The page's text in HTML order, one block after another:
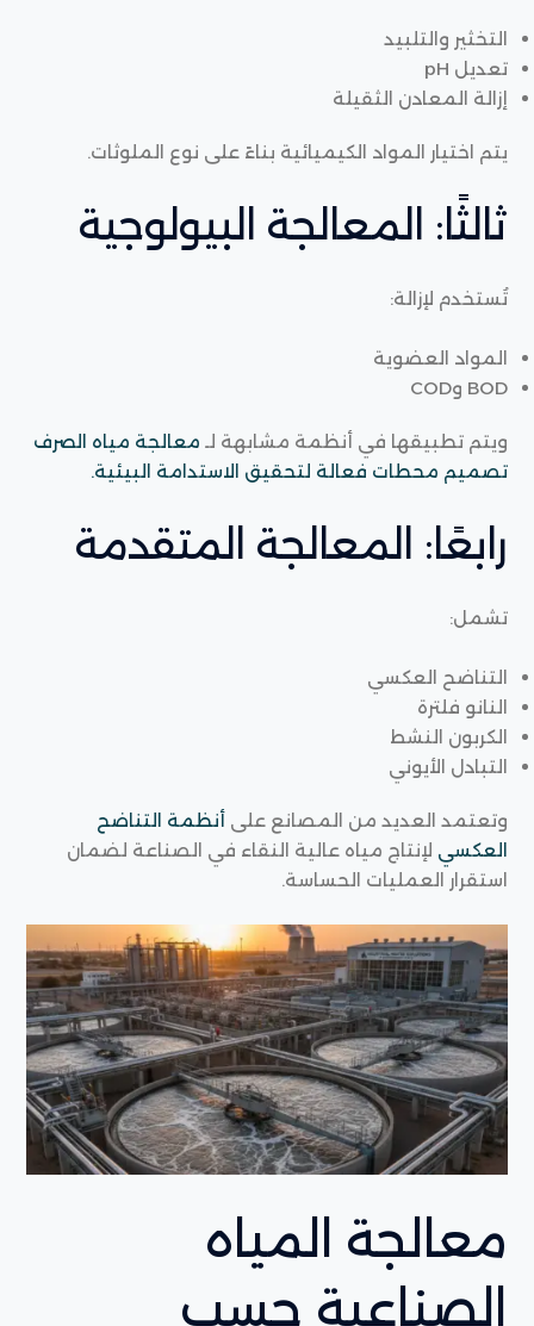
التخثير والتلبيد
تعديل pH
إزالة المعادن الثقيلة
يتم اختيار المواد الكيميائية بناءً على نوع الملوثات.
ثالثًا: المعالجة البيولوجية
تُستخدم لإزالة:
المواد العضوية
BOD وCOD
ويتم تطبيقها في أنظمة مشابهة لـ معالجة مياه الصرف
تصميم محطات فعالة لتحقيق الاستدامة البيئية.
رابعًا: المعالجة المتقدمة
تشمل:
التناضح العكسي
النانو فلترة
الكربون النشط
التبادل الأيوني
وتعتمد العديد من المصانع على أنظمة التناضح
العكسي لإنتاج مياه عالية النقاء في الصناعة لضمان
استقرار العمليات الحساسة.
معالجة المياه
الصناعية حسب